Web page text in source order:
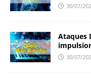
30/07/
Ataques
30/07/